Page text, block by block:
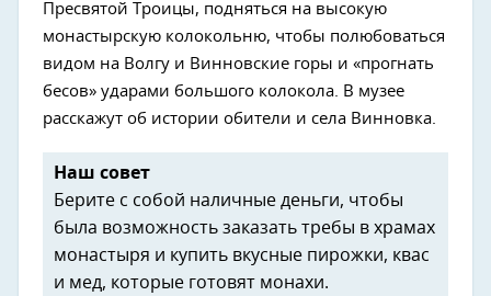
Пресвятой Троицы, подняться на высокую
монастырскую колокольню, чтобы полюбоваться
видом на Волгу и Винновские горы и «прогнать
бесов» ударами большого колокола. В музее
расскажут об истории обители и села Винновка.
Наш совет
Берите с собой наличные деньги, чтобы
была возможность заказать требы в храмах
монастыря и купить вкусные пирожки, квас
и мед, которые готовят монахи.